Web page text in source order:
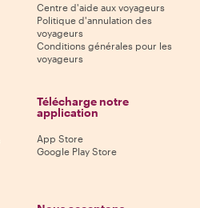
Centre d'aide aux voyageurs
Politique d'annulation des
voyageurs
Conditions générales pour les
voyageurs
Télécharge notre
application
App Store
Google Play Store